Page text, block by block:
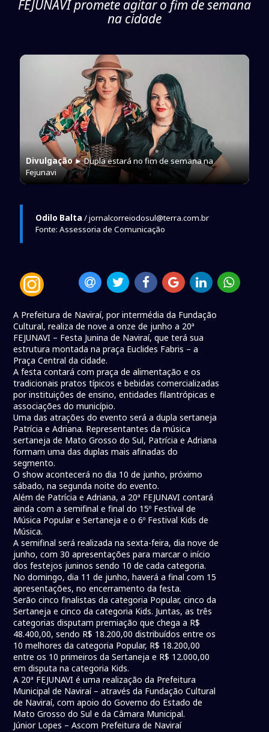
FEJUNAVI promete agitar o fim de semana
na cidade
Divulgação► Dupla estará no fim de semana na
Fejunavi
Odilo Balta / jornalcorreiodosul@terra.com.br
Fonte: Assessoria de Comunicação
A Prefeitura de Naviraí, por intermédia da Fundação
Cultural, realiza de nove a onze de junho a 20ª
FEJUNAVI – Festa Junina de Naviraí, que terá sua
estrutura montada na praça Euclides Fabris – a
Praça Central da cidade.
A festa contará com praça de alimentação e os
tradicionais pratos típicos e bebidas comercializadas
por instituições de ensino, entidades filantrópicas e
associações do município.
Uma das atrações do evento será a dupla sertaneja
Patrícia e Adriana. Representantes da música
sertaneja de Mato Grosso do Sul, Patrícia e Adriana
formam uma das duplas mais afinadas do
segmento.
O show acontecerá no dia 10 de junho, próximo
sábado, na segunda noite do evento.
Além de Patrícia e Adriana, a 20ª FEJUNAVI contará
ainda com a semifinal e final do 15º Festival de
Música Popular e Sertaneja e o 6º Festival Kids de
Música.
A semifinal será realizada na sexta-feira, dia nove de
junho, com 30 apresentações para marcar o início
dos festejos juninos sendo 10 de cada categoria.
No domingo, dia 11 de junho, haverá a final com 15
apresentações, no encerramento da festa.
Serão cinco finalistas da categoria Popular, cinco da
Sertaneja e cinco da categoria Kids. Juntas, as três
categorias disputam premiação que chega a R$
48.400,00, sendo R$ 18.200,00 distribuídos entre os
10 melhores da categoria Popular, R$ 18.200,00
entre os 10 primeiros da Sertaneja e R$ 12.000,00
em disputa na categoria Kids.
A 20ª FEJUNAVI é uma realização da Prefeitura
Municipal de Naviraí – através da Fundação Cultural
de Naviraí, com apoio do Governo do Estado de
Mato Grosso do Sul e da Câmara Municipal.
Júnior Lopes – Ascom Prefeitura de Naviraí